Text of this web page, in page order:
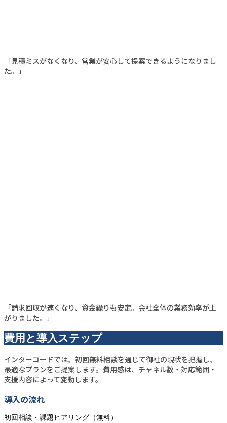
「見積ミスがなくなり、営業が安心して提案できるようになりまし
た。」
「請求回収が速くなり、資金繰りも安定。会社全体の業務効率が上
がりました。」
費用と導入ステップ
インターコードでは、 初回無料相談を通じて御社の現状を把握し、
最適なプランをご提案します。費用感は、チャネル数・対応範囲・
支援内容によって変動します。
導入の流れ
初回相談・課題ヒアリング（無料）